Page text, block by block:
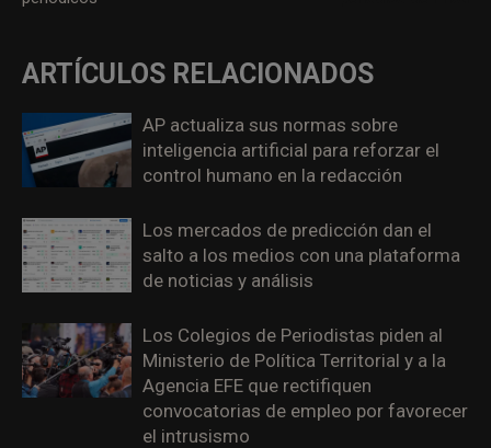
ARTÍCULOS RELACIONADOS
AP actualiza sus normas sobre
inteligencia artificial para reforzar el
control humano en la redacción
Los mercados de predicción dan el
salto a los medios con una plataforma
de noticias y análisis
Los Colegios de Periodistas piden al
Ministerio de Política Territorial y a la
Agencia EFE que rectifiquen
convocatorias de empleo por favorecer
el intrusismo